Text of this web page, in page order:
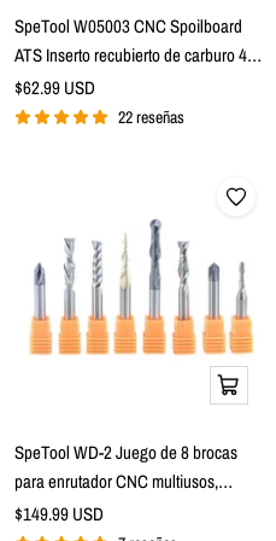
cesta
SpeTool W05003 CNC Spoilboard
ATS Inserto recubierto de carburo 4
alas, superficie, cepillado, corte de
moscas y nivelador de losa 2-1/2" de
Precio
de
$62.99 USD
22 reseñas
Añadir
a
cesta
SpeTool WD-2 Juego de 8 brocas
para enrutador CNC multiusos,
vástago de 1/4"
Precio
$149.99 USD